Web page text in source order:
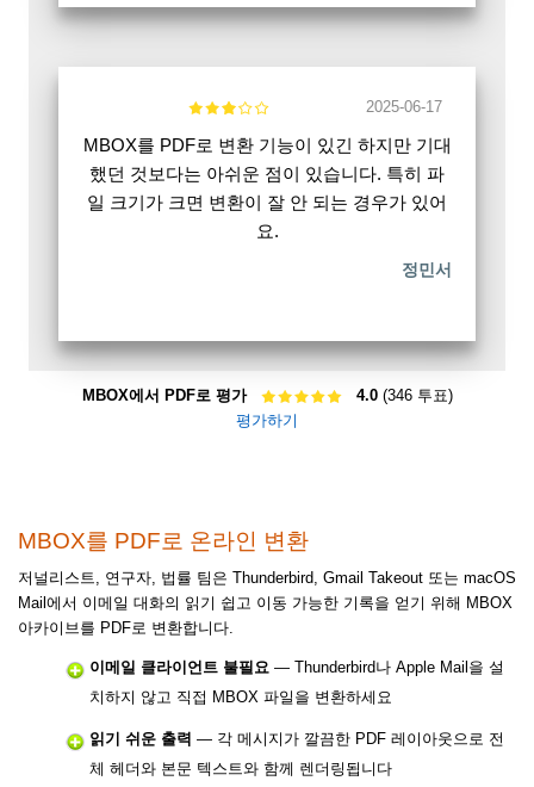
2025-06-17
MBOX를 PDF로 변환 기능이 있긴 하지만 기대
했던 것보다는 아쉬운 점이 있습니다. 특히 파
일 크기가 크면 변환이 잘 안 되는 경우가 있어
요.
정민서
MBOX에서 PDF로 평가 4.0(346 투표)
평가하기
MBOX를 PDF로 온라인 변환
저널리스트, 연구자, 법률 팀은 Thunderbird, Gmail Takeout 또는 macOS
Mail에서 이메일 대화의 읽기 쉽고 이동 가능한 기록을 얻기 위해 MBOX
아카이브를 PDF로 변환합니다.
이메일 클라이언트 불필요 — Thunderbird나 Apple Mail을 설
치하지 않고 직접 MBOX 파일을 변환하세요
읽기 쉬운 출력 — 각 메시지가 깔끔한 PDF 레이아웃으로 전
체 헤더와 본문 텍스트와 함께 렌더링됩니다